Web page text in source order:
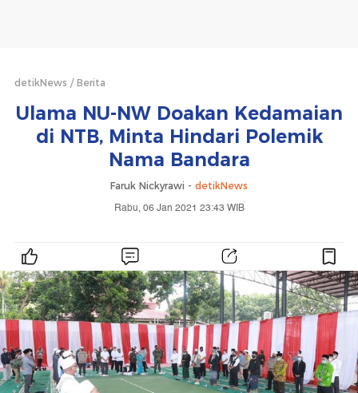
detikNews Berita
Ulama NU-NW Doakan Kedamaian
di NTB, Minta Hindari Polemik
Nama Bandara
Faruk Nickyrawi - detikNews
Rabu, 06 Jan 2021 23:43 WIB